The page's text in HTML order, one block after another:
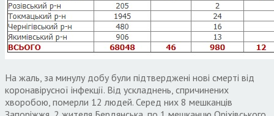
На жаль, за минулу добу були підтверджені нові смерті від
коронавірусної інфекції. Від ускладнень, спричинених
хворобою, померли 12 людей. Серед них 8 мешканців